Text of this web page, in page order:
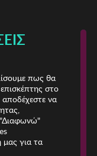
00δευτ.
πως θα
στο
να
"Διαφωνώ"
μας για τα